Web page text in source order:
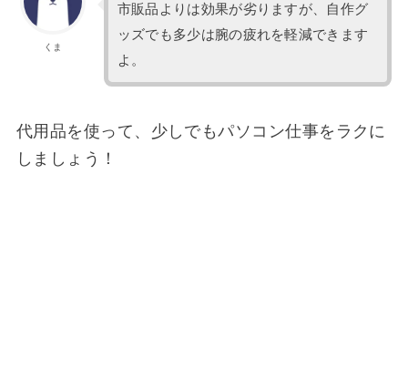
くま
市販品よりは効果が劣りますが、自作グ
ッズでも多少は腕の疲れを軽減できます
よ。
代用品を使って、少しでもパソコン仕事をラクに
しましょう！